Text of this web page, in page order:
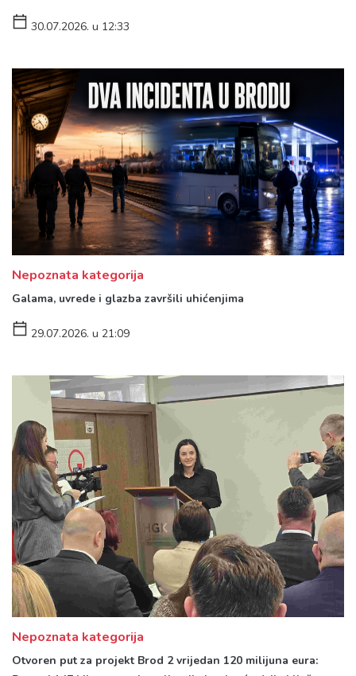
30.07.2026. u 12:33
Nepoznata kategorija
Galama, uvrede i glazba završili uhićenjima
29.07.2026. u 21:09
Nepoznata kategorija
Otvoren put za projekt Brod 2 vrijedan 120 milijuna eura: